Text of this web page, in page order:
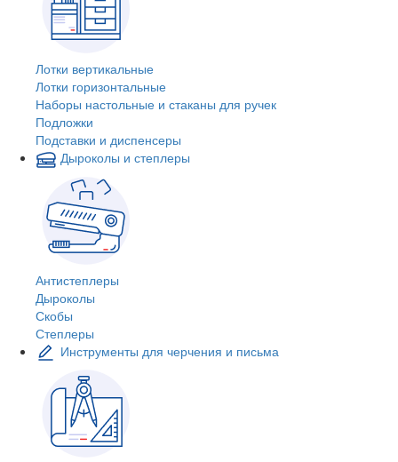
Лотки вертикальные
Лотки горизонтальные
Наборы настольные и стаканы для ручек
Подложки
Подставки и диспенсеры
Дыроколы и степлеры
Антистеплеры
Дыроколы
Скобы
Степлеры
Инструменты для черчения и письма